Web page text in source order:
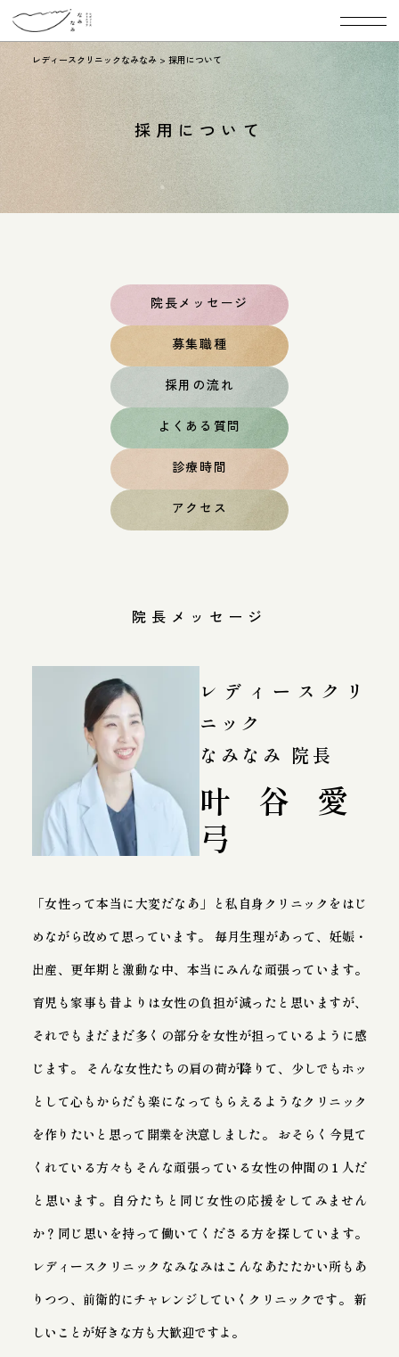
レディースクリニックなみなみ> 採用について
採用について
院長メッセージ
募集職種
採用の流れ
よくある質問
診療時間
アクセス
院長メッセージ
レディースクリ
ニック
なみなみ 院長
叶谷愛
弓
「女性って本当に大変だなあ」と私自身クリニックをはじ
めながら改めて思っています。 毎月生理があって、妊娠・
出産、更年期と激動な中、本当にみんな頑張っています。
育児も家事も昔よりは女性の負担が減ったと思いますが、
それでもまだまだ多くの部分を女性が担っているように感
じます。 そんな女性たちの肩の荷が降りて、少しでもホッ
として心もからだも楽になってもらえるようなクリニック
を作りたいと思って開業を決意しました。 おそらく今見て
くれている方々もそんな頑張っている女性の仲間の１人だ
と思います。自分たちと同じ女性の応援をしてみません
か？同じ思いを持って働いてくださる方を探しています。
レディースクリニックなみなみはこんなあたたかい所もあ
りつつ、前衛的にチャレンジしていくクリニックです。新
しいことが好きな方も大歓迎ですよ。